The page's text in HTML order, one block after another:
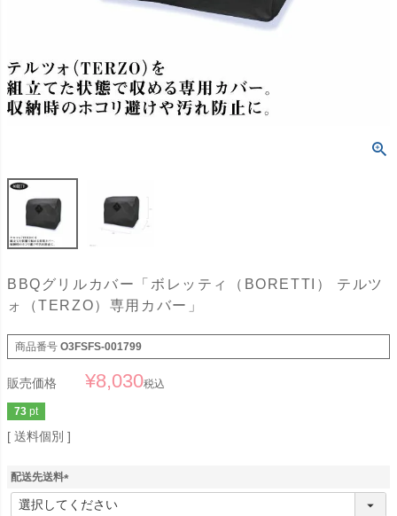
BBQグリルカバー「ボレッティ（BORETTI） テルツ
ォ（TERZO）専用カバー」
商品番号 O3FSFS-001799
販売価格 ¥8,030税込
73 pt
送料個別
配送先送料
(
必